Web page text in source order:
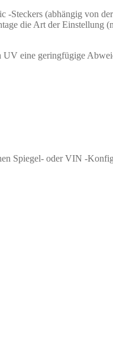
Steckers (abhängig von
die Art der Einstellung
eine geringfügige
Spiegel- oder VIN -